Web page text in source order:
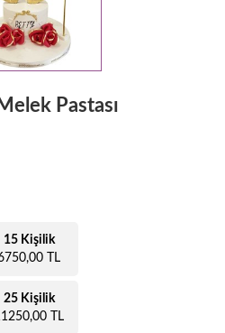
Pastası
15 Kişilik
TL
25 Kişilik
TL